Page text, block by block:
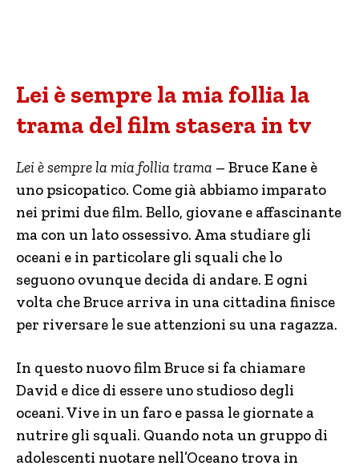
Lei è sempre la mia follia la
trama del film stasera in tv
Lei è sempre la mia follia trama – Bruce Kane è
uno psicopatico. Come già abbiamo imparato
nei primi due film. Bello, giovane e affascinante
ma con un lato ossessivo. Ama studiare gli
oceani e in particolare gli squali che lo
seguono ovunque decida di andare. E ogni
volta che Bruce arriva in una cittadina finisce
per riversare le sue attenzioni su una ragazza.
In questo nuovo film Bruce si fa chiamare
David e dice di essere uno studioso degli
oceani. Vive in un faro e passa le giornate a
nutrire gli squali. Quando nota un gruppo di
adolescenti nuotare nell’Oceano trova in